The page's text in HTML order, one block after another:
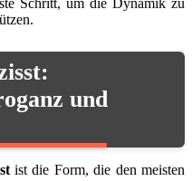
Schritt, um die Dynamik zu
und
ist die Form, die den meisten